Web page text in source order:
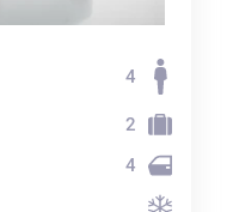
4
2
4